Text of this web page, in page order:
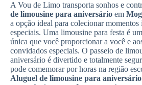
A Vou de Limo transporta sonhos e
de limousine para aniversário em
a opção ideal para colecionar momentos
especiais. Uma limousine para festa é
única que você proporcionar a você e
convidados especiais. O passeio de
aniversário é divertido e totalmente
pode comemorar por horas na região
Aluguel de limousine para aniversário